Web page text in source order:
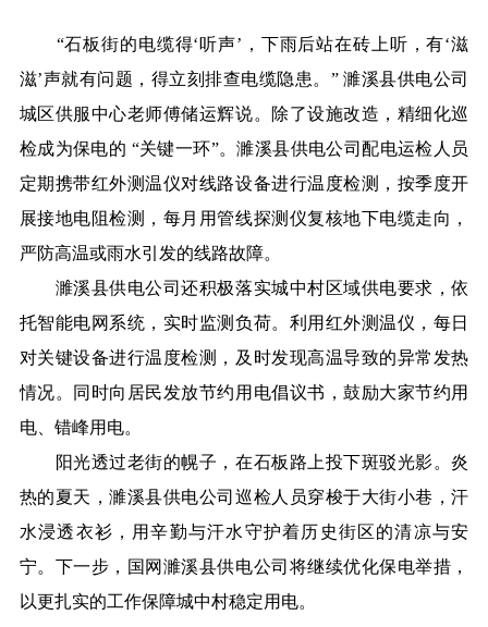
“石板街的电缆得‘听声’，下雨后站在砖上听，有‘滋
滋’声就有问题，得立刻排查电缆隐患。” 濉溪县供电公司
城区供服中心老师傅储运辉说。除了设施改造，精细化巡
检成为保电的 “关键一环”。濉溪县供电公司配电运检人员
定期携带红外测温仪对线路设备进行温度检测，按季度开
展接地电阻检测，每月用管线探测仪复核地下电缆走向，
严防高温或雨水引发的线路故障。
濉溪县供电公司还积极落实城中村区域供电要求，依
托智能电网系统，实时监测负荷。利用红外测温仪，每日
对关键设备进行温度检测，及时发现高温导致的异常发热
情况。同时向居民发放节约用电倡议书，鼓励大家节约用
电、错峰用电。
阳光透过老街的幌子，在石板路上投下斑驳光影。炎
热的夏天，濉溪县供电公司巡检人员穿梭于大街小巷，汗
水浸透衣衫，用辛勤与汗水守护着历史街区的清凉与安
宁。下一步，国网濉溪县供电公司将继续优化保电举措，
以更扎实的工作保障城中村稳定用电。